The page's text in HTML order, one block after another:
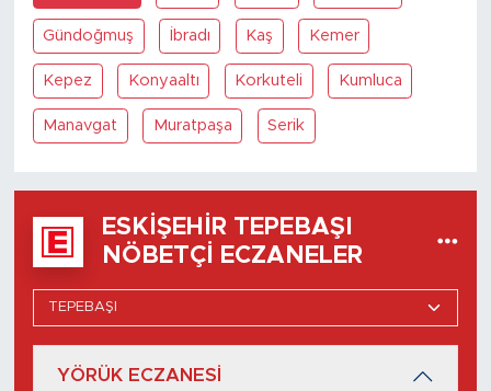
Gündoğmuş İbradı Kaş Kemer
Kepez Konyaaltı Korkuteli Kumluca
Manavgat Muratpaşa Serik
ESKIŞEHIR TEPEBAŞI
NÖBETÇI ECZANELER
YÖRÜK ECZANESİ